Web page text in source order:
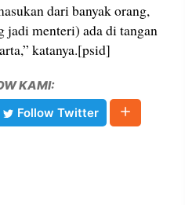
dari banyak orang,
jadi menteri) ada di tangan
katanya.[psid]
KAMI:
Follow Twitter